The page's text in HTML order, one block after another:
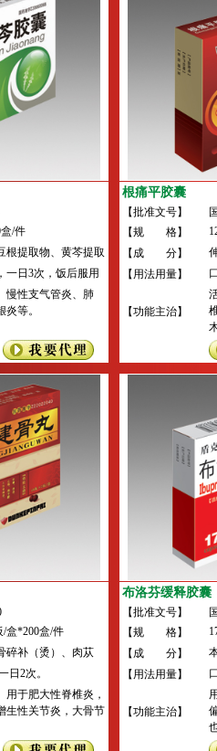
/件
根提取物、黄芩提取
一日3次，饭后服用
慢性支气管炎、肺
等。
根痛平胶囊
【批准文号】
【规 格】
【成 分】
【用法用量】
【功能主治】
/盒*200盒/件
碎补（烫）、肉苁
莱菔子（炒）。辅
日2次。
用于肥大性脊椎炎，
生性关节炎，大骨节
布洛芬缓释胶囊
【批准文号】
【规 格】
【成 分】
【用法用量】
【功能主治】